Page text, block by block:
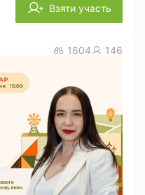
Взяти участь
1604 146